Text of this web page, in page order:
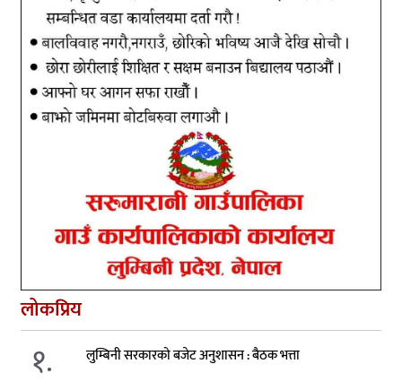
लोकप्रिय
१. लुम्बिनी सरकारको बजेट अनुशासन : बैठक भत्ता